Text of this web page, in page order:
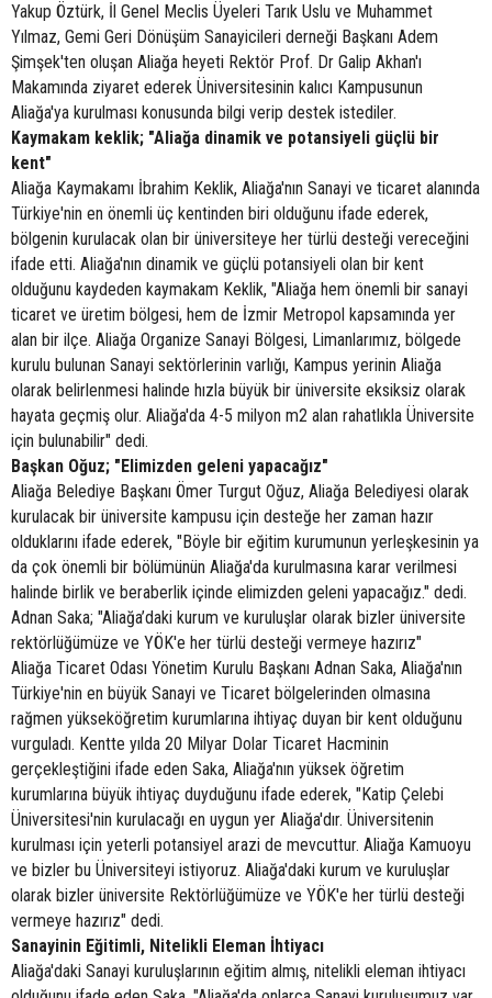
Yakup Öztürk, İl Genel Meclis Üyeleri Tarık Uslu ve Muhammet
Yılmaz, Gemi Geri Dönüşüm Sanayicileri derneği Başkanı Adem
Şimşek'ten oluşan Aliağa heyeti Rektör Prof. Dr Galip Akhan'ı
Makamında ziyaret ederek Üniversitesinin kalıcı Kampusunun
Aliağa'ya kurulması konusunda bilgi verip destek istediler.
Kaymakam keklik; "Aliağa dinamik ve potansiyeli güçlü bir
kent"
Aliağa Kaymakamı İbrahim Keklik, Aliağa'nın Sanayi ve ticaret alanında
Türkiye'nin en önemli üç kentinden biri olduğunu ifade ederek,
bölgenin kurulacak olan bir üniversiteye her türlü desteği vereceğini
ifade etti. Aliağa'nın dinamik ve güçlü potansiyeli olan bir kent
olduğunu kaydeden kaymakam Keklik, "Aliağa hem önemli bir sanayi
ticaret ve üretim bölgesi, hem de İzmir Metropol kapsamında yer
alan bir ilçe. Aliağa Organize Sanayi Bölgesi, Limanlarımız, bölgede
kurulu bulunan Sanayi sektörlerinin varlığı, Kampus yerinin Aliağa
olarak belirlenmesi halinde hızla büyük bir üniversite eksiksiz olarak
hayata geçmiş olur. Aliağa'da 4-5 milyon m2 alan rahatlıkla Üniversite
için bulunabilir" dedi.
Başkan Oğuz; "Elimizden geleni yapacağız"
Aliağa Belediye Başkanı Ömer Turgut Oğuz, Aliağa Belediyesi olarak
kurulacak bir üniversite kampusu için desteğe her zaman hazır
olduklarını ifade ederek, "Böyle bir eğitim kurumunun yerleşkesinin ya
da çok önemli bir bölümünün Aliağa'da kurulmasına karar verilmesi
halinde birlik ve beraberlik içinde elimizden geleni yapacağız." dedi.
Adnan Saka; "Aliağa’daki kurum ve kuruluşlar olarak bizler üniversite
rektörlüğümüze ve YÖK'e her türlü desteği vermeye hazırız"
Aliağa Ticaret Odası Yönetim Kurulu Başkanı Adnan Saka, Aliağa'nın
Türkiye'nin en büyük Sanayi ve Ticaret bölgelerinden olmasına
rağmen yükseköğretim kurumlarına ihtiyaç duyan bir kent olduğunu
vurguladı. Kentte yılda 20 Milyar Dolar Ticaret Hacminin
gerçekleştiğini ifade eden Saka, Aliağa'nın yüksek öğretim
kurumlarına büyük ihtiyaç duyduğunu ifade ederek, "Katip Çelebi
Üniversitesi'nin kurulacağı en uygun yer Aliağa'dır. Üniversitenin
kurulması için yeterli potansiyel arazi de mevcuttur. Aliağa Kamuoyu
ve bizler bu Üniversiteyi istiyoruz. Aliağa'daki kurum ve kuruluşlar
olarak bizler üniversite Rektörlüğümüze ve YÖK'e her türlü desteği
vermeye hazırız" dedi.
Sanayinin Eğitimli, Nitelikli Eleman İhtiyacı
Aliağa'daki Sanayi kuruluşlarının eğitim almış, nitelikli eleman ihtiyacı